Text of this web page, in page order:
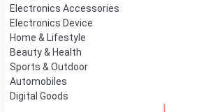
Electronics Accessories
Electronics Device
Home & Lifestyle
Beauty & Health
Sports & Outdoor
Automobiles
Digital Goods